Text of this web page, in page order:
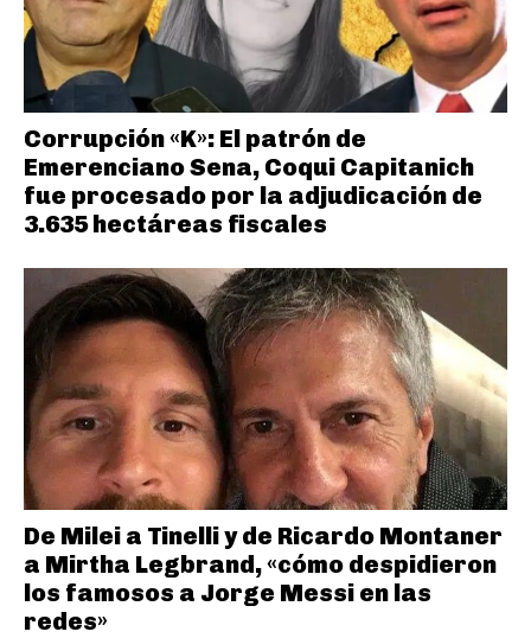
Corrupción «K»: El patrón de
Emerenciano Sena, Coqui Capitanich
fue procesado por la adjudicación de
3.635 hectáreas fiscales
De Milei a Tinelli y de Ricardo Montaner
a Mirtha Legbrand, «cómo despidieron
los famosos a Jorge Messi en las
redes»